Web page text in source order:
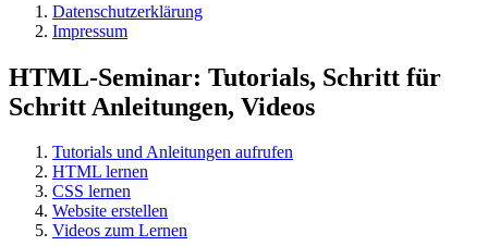
Datenschutzerklärung
Impressum
HTML-Seminar: Tutorials, Schritt für
Schritt Anleitungen, Videos
Tutorials und Anleitungen aufrufen
HTML lernen
CSS lernen
Website erstellen
Videos zum Lernen